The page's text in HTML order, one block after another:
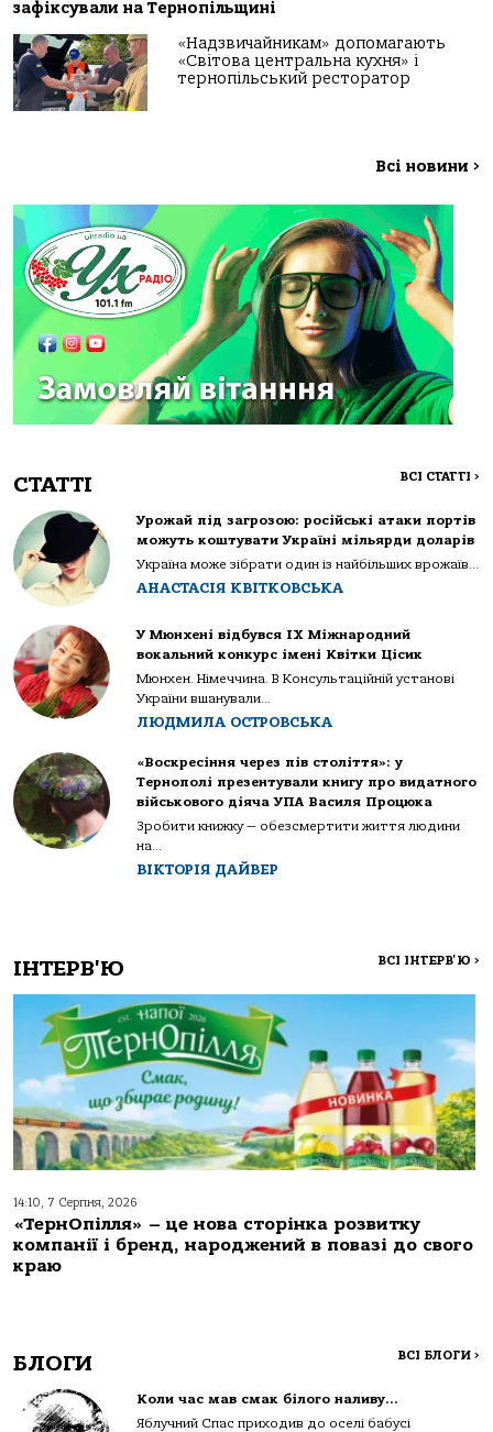
зафіксували на Тернопільщині
«Надзвичайникам» допомагають
«Світова центральна кухня» і
тернопільський ресторатор
Всі новини >
СТАТТІ ВСІ СТАТТІ >
Урожай під загрозою: російські атаки портів
можуть коштувати Україні мільярди доларів
Україна може зібрати один із найбільших врожаїв...
АНАСТАСІЯ КВІТКОВСЬКА
У Мюнхені відбувся IX Міжнародний
вокальний конкурс імені Квітки Цісик
Мюнхен. Німеччина. В Консультаційній установі
України вшанували...
ЛЮДМИЛА ОСТРОВСЬКА
«Воскресіння через пів століття»: у
Тернополі презентували книгу про видатного
військового діяча УПА Василя Процюка
Зробити книжку — обезсмертити життя людини
на...
ВІКТОРІЯ ДАЙВЕР
ІНТЕРВ'Ю ВСІ ІНТЕРВ'Ю >
14:10, 7 Серпня, 2026
«ТернОпілля» – це нова сторінка розвитку
компанії і бренд, народжений в повазі до свого
краю
БЛОГИ ВСІ БЛОГИ >
Коли час мав смак білого наливу…
Яблучний Спас приходив до оселі бабусі